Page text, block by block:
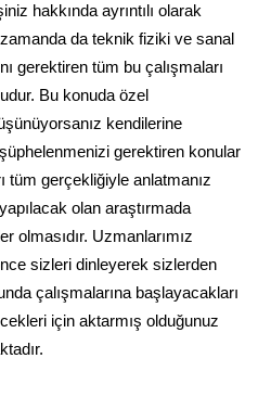
hakkında ayrıntılı olarak
zamanda da teknik fiziki ve sanal
gerektiren tüm bu çalışmaları
Bu konuda özel
kendilerine
gerektiren konular
tüm gerçekliğiyle anlatmanız
olan araştırmada
olmasıdır. Uzmanlarımız
sizleri dinleyerek sizlerden
çalışmalarına başlayacakları
için aktarmış olduğunuz